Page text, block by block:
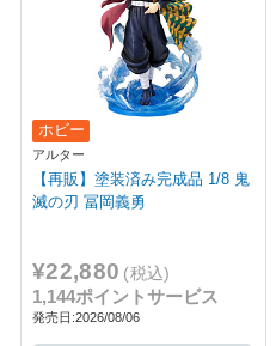
ホビー
アルター
【再販】塗装済み完成品 1/8 鬼
滅の刃 冨岡義勇
¥22,880 (税込)
1,144ポイントサービス
発売日:2026/08/06